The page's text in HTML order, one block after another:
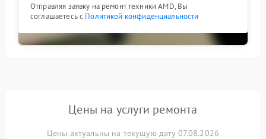
Отправляя заявку на ремонт техники AMD, Вы
соглашаетесь с Политикой конфиденциальности
Цены на услуги ремонта
Цены актуальны на текущую дату 07.08.2026